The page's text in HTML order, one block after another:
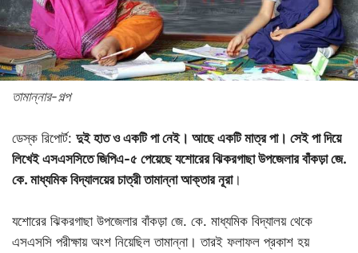
তামান্নার-গল্প
ডেস্ক রিপোর্ট: দুই হাত ও একটি পা নেই। আছে একটি মাত্র পা। সেই পা দিয়ে
লিখেই এসএসসিতে জিপিএ-৫ পেয়েছে যশোরের ঝিকরগাছা উপজেলার বাঁকড়া জে.
কে. মাধ্যমিক বিদ্যালয়ের চাত্রী তামান্না আক্তার নূরা।
যশোরের ঝিকরগাছা উপজেলার বাঁকড়া জে. কে. মাধ্যমিক বিদ্যালয় থেকে
এসএসসি পরীক্ষায় অংশ নিয়েছিল তামান্না। তারই ফলাফল প্রকাশ হয়